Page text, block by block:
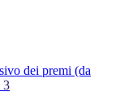
dei premi (da
3